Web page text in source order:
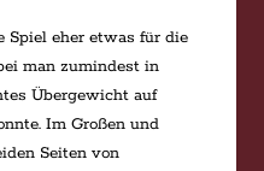
Spiel eher etwas für die
man zumindest in
Übergewicht auf
Im Großen und
Seiten von